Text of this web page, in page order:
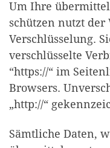
Um Ihre
schützen nutzt der
Verschlüsselung.
verschlüsselte
“https://“ im
Browsers.
„http://“
Sämtliche Daten,